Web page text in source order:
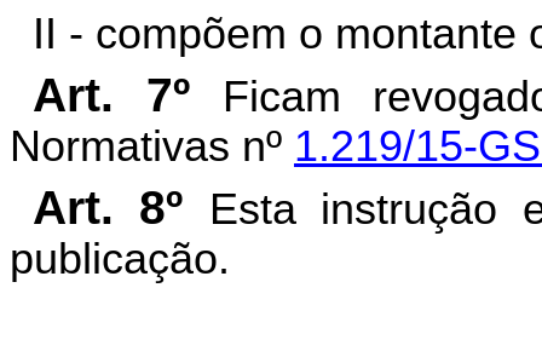
II - compõem o montante
Art. 7º
Ficam
Normativas nº 1.219/15-
Art. 8º
Esta instrução
publicação.